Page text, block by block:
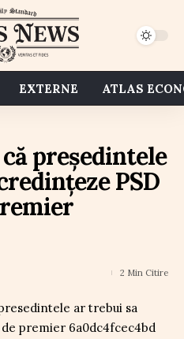
EXTERNE ATLAS
președintele
PSD
2 Min Citire